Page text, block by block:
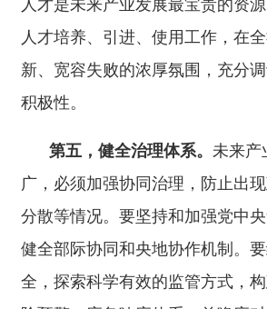
大，对我们的领导能力和治理水平提
求。我曾经说过，如果我们对科技变
握、对新兴领域情况不了解，处于“盲
态是不行的。各级领导干部要切实加强
业、善决策。
政治局第二十四次集体学习时的讲话。